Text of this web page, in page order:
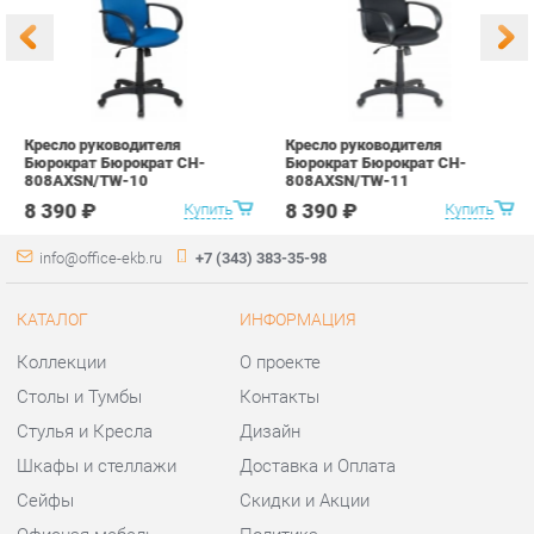
КАТАЛОГ
Столы и Тумбы
Стулья и Кресла
Шкафы и стеллажи
Сейфы
Хранение инструментов
Дизайн
Доставка и Оплата
Скидки и Акции
Гарантия
ГОРОДА
Весь мир
Екатеринбург
Шоурум и склад самовывоза
Адрес: г.Екатеринбург,
Уральских рабочих, 54
Телефон: +7 (343) 383-35-98